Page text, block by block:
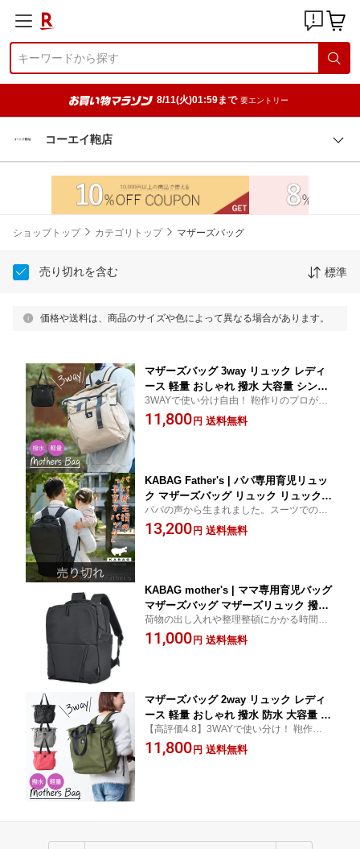
8/11(火)01:59まで 要エントリー
コーエイ鞄店
ショップトップ カテゴリトップ マザーズバッグ
売り切れを含む 標準
価格や送料は、商品のサイズや色によって異なる場合があります。
マザーズバッグ 3way リュック レディ
ース 軽量 おしゃれ 撥水 大容量 シンプ
ル トート ショルダー a4 多機能 収納 パ
パ ママバッグ おむつ 黒 ブラック ベー
3WAYで使い分け自由！ 鞄作りのプロが作
った高品質で多機能マザーズバッグ。撥水
加工＆大容量でママの毎日をサポート。敷
11,800円 送料無料
KABAG Father's | パパ専用育児リュッ
ク マザーズバッグ リュック リュックサ
ック 大容量 多機能 撥水 メンズも使え
る パパ用 子育てバッグ 整理整頓 送料
パパの声から生まれました。スーツでの仕
事の日でもスッキリ使えるオンオフ兼用フ
ァザーズバッグ。もちろん、ママにも兼用
13,200円 送料無料
KABAG mother's | ママ専用育児バッグ
マザーズバッグ マザーズリュック 撥水
大容量 整理整頓 除菌ティッシュ入れ 哺
乳瓶 おしゃれ ママバッグ メッシュポケ
荷物の出し入れや整理整頓にかかる時間を
減らして、「親子で過ごした時間」の思い
出を増やすことができる便利アイテム。※
11,000円 送料無料
マザーズバッグ 2way リュック レディ
ース 軽量 おしゃれ 撥水 防水 大容量 ト
ート ショルダー a4 多機能 収納 パパ マ
マバッグ 黒 カーキ グレー ピンク ナイ
【高評価4.8】3WAYで使い分け！ 鞄作りの
プロが作った高品質で多機能マザーズバッ
グ。撥水＆大容量でママの毎日をサポー
11,800円 送料無料